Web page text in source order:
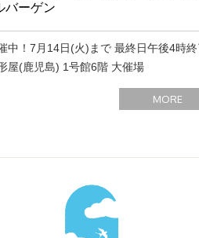
バーゲン
中！7月14日(火)まで 最終日午後4時終
屋(鹿児島) 1号館6階 大催場
MORE